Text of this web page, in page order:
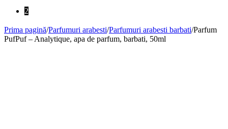
2
Prima pagină/Parfumuri arabesti/Parfumuri arabesti barbati/Parfum
PufPuf – Analytique, apa de parfum, barbati, 50ml